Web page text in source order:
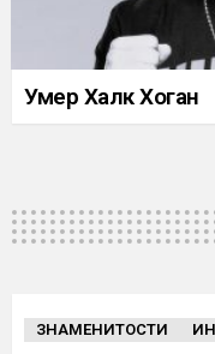
Умер Халк Хоган
ЗНАМЕНИТОСТИ